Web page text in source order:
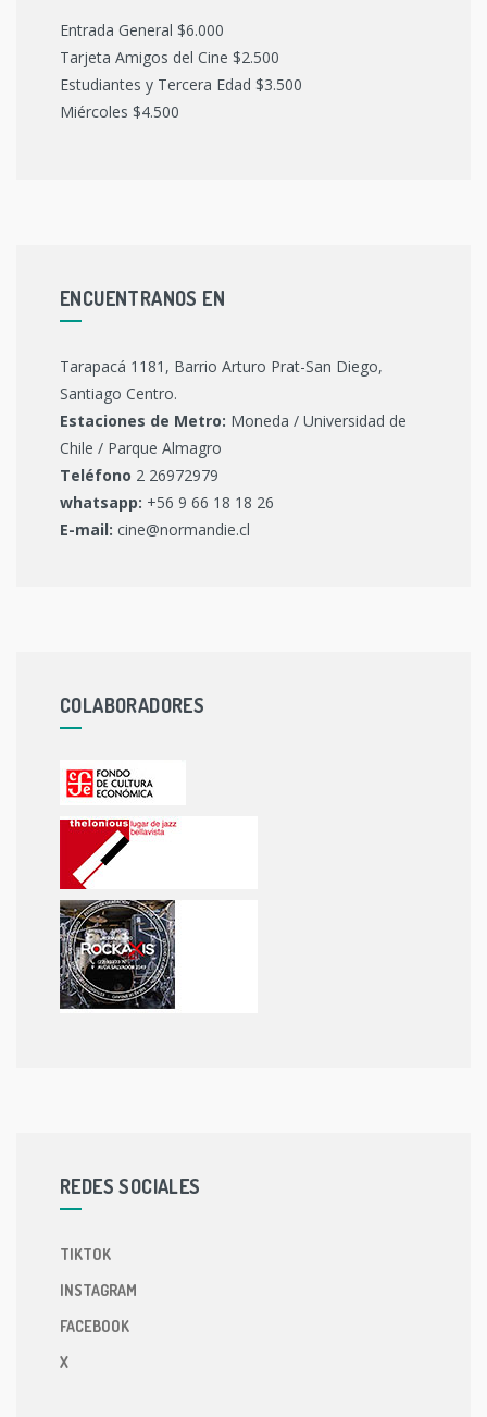
Entrada General $6.000
Tarjeta Amigos del Cine $2.500
Estudiantes y Tercera Edad $3.500
Miércoles $4.500
ENCUENTRANOS EN
Tarapacá 1181, Barrio Arturo Prat-San Diego,
Santiago Centro.
Estaciones de Metro: Moneda / Universidad de
Chile / Parque Almagro
Teléfono 2 26972979
whatsapp: +56 9 66 18 18 26
E-mail: cine@normandie.cl
COLABORADORES
REDES SOCIALES
TIKTOK
INSTAGRAM
FACEBOOK
X